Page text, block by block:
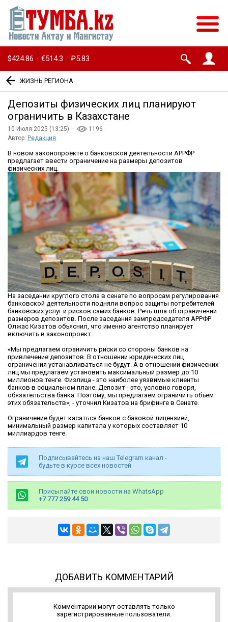
$424.86 · €514.3 · ₽5.83
ЖИЗНЬ РЕГИОНА
Депозиты физических лиц планируют
ограничить в Казахстане
10 Июля 2025 (13:25) ·
1196
Автор: Редакция
В новом законопроекте о банковской деятельности АРРФР
предлагает ввести ограничение на размеры депозитов
физических лиц.
На заседании круглого стола в сенате по вопросам регулирования
банковской деятельности подняли вопрос защиты потребителей
банковских услуг и рисков самих банков. Речь шла об ограничении
размеров депозитов. После заседания зампредседателя АРРФР
Олжас Кизатов объяснил, что именно агентство планирует
включить в законопроект:
«Мы предлагаем ограничить риски со стороны банков на
привлечение депозитов. В отношении юридических лиц
ограничения устанавливаться не будут. А в отношении физических
лиц мы предлагаем установить максимальный размер до 10
миллионов тенге. Физлица - это наиболее уязвимые клиенты
банков в социальном плане. Депозит - это, условно говоря,
обязательства банка. Поэтому, мы предлагаем ограничить объем
этих обязательств», - уточнил Кизатов на брифинге в Сенате.
Ограничение будет касаться банков с базовой лицензией,
минимальный размер капитала у которых составляет 10
миллиардов тенге.
Подписывайтесь на наш Telegram канал -
будьте в курсе всех новостей
Присылайте свои новости на WhatsApp
+7 777 259 44 50
ДОБАВИТЬ КОММЕНТАРИЙ
Комментарии могут оставлять только
зарегистрированные пользователи.